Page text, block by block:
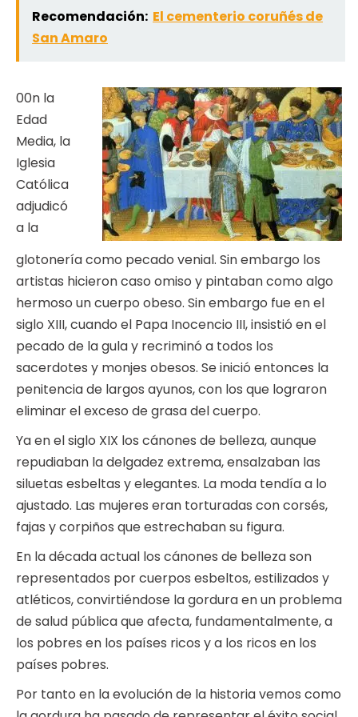
Recomendación: El cementerio coruñés de
San Amaro
00n la
Edad
Media, la
Iglesia
Católica
adjudicó
a la
glotonería como pecado venial. Sin embargo los
artistas hicieron caso omiso y pintaban como algo
hermoso un cuerpo obeso. Sin embargo fue en el
siglo XIII, cuando el Papa Inocencio III, insistió en el
pecado de la gula y recriminó a todos los
sacerdotes y monjes obesos. Se inició entonces la
penitencia de largos ayunos, con los que lograron
eliminar el exceso de grasa del cuerpo.
Ya en el siglo XIX los cánones de belleza, aunque
repudiaban la delgadez extrema, ensalzaban las
siluetas esbeltas y elegantes. La moda tendía a lo
ajustado. Las mujeres eran torturadas con corsés,
fajas y corpiños que estrechaban su figura.
En la década actual los cánones de belleza son
representados por cuerpos esbeltos, estilizados y
atléticos, convirtiéndose la gordura en un problema
de salud pública que afecta, fundamentalmente, a
los pobres en los países ricos y a los ricos en los
países pobres.
Por tanto en la evolución de la historia vemos como